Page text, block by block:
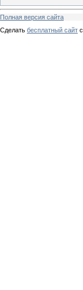
Полная версия сайта
Сделать бесплатный сайт с